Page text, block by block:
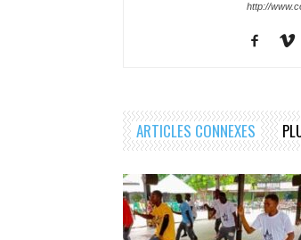
http://
ARTICLES CONNEXES